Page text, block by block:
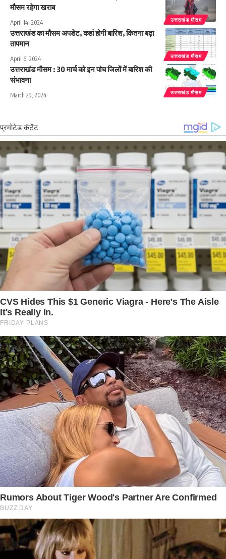
उत्तराखंड मौसम
मौसम रहेगा खराब
April 14, 2024
उत्तराखंड मौसम
उत्तराखंड का मौसम अपडेट, कहां होगी बारिश, कितना बढ़ा
तापमान
April 6, 2024
उत्तराखंड मौसम
उत्तराखंड मौसम : 30 मार्च को इन पांच जिलों में बारिश की
संभावना
March 29, 2024